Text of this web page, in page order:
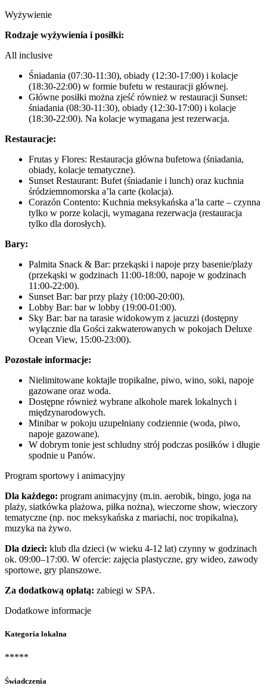
Wyżywienie
Rodzaje wyżywienia i posiłki:
All inclusive
Śniadania (07:30-11:30), obiady (12:30-17:00) i kolacje
(18:30-22:00) w formie bufetu w restauracji głównej.
Główne posiłki można zjeść również w restauracji Sunset:
śniadania (08:30-11:30), obiady (12:30-17:00) i kolacje
(18:30-22:00). Na kolacje wymagana jest rezerwacja.
Restauracje:
Frutas y Flores: Restauracja główna bufetowa (śniadania,
obiady, kolacje tematyczne).
Sunset Restaurant: Bufet (śniadanie i lunch) oraz kuchnia
śródziemnomorska a’la carte (kolacja).
Corazón Contento: Kuchnia meksykańska a’la carte – czynna
tylko w porze kolacji, wymagana rezerwacja (restauracja
tylko dla dorosłych).
Bary:
Palmita Snack & Bar: przekąski i napoje przy basenie/plaży
(przekąski w godzinach 11:00-18:00, napoje w godzinach
11:00-22:00).
Sunset Bar: bar przy plaży (10:00-20:00).
Lobby Bar: bar w lobby (19:00-01:00).
Sky Bar: bar na tarasie widokowym z jacuzzi (dostępny
wyłącznie dla Gości zakwaterowanych w pokojach Deluxe
Ocean View, 15:00-23:00).
Pozostałe informacje:
Nielimitowane koktajle tropikalne, piwo, wino, soki, napoje
gazowane oraz woda.
Dostępne również wybrane alkohole marek lokalnych i
międzynarodowych.
Minibar w pokoju uzupełniany codziennie (woda, piwo,
napoje gazowane).
W dobrym tonie jest schludny strój podczas posiłków i długie
spodnie u Panów.
Program sportowy i animacyjny
Dla każdego: program animacyjny (m.in. aerobik, bingo, joga na
plaży, siatkówka plażowa, piłka nożna), wieczorne show, wieczory
tematyczne (np. noc meksykańska z mariachi, noc tropikalna),
muzyka na żywo.
Dla dzieci: klub dla dzieci (w wieku 4-12 lat) czynny w godzinach
ok. 09:00–17:00. W ofercie: zajęcia plastyczne, gry wideo, zawody
sportowe, gry planszowe.
Za dodatkową opłatą: zabiegi w SPA.
Dodatkowe informacje
Kategoria lokalna
*****
Świadczenia